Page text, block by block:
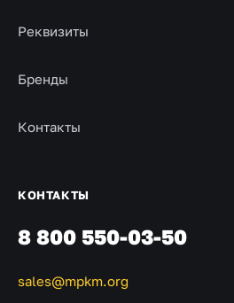
Реквизиты
Бренды
Контакты
КОНТАКТЫ
8 800 550-03-50
sales@mpkm.org